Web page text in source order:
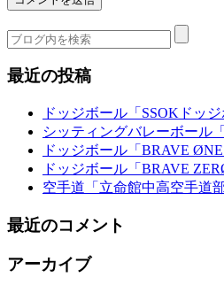
最近の投稿
ドッジボール「SSOKドッ
シッティングバレーボール
ドッジボール「BRAVE ØNE
ドッジボール「BRAVE
空手道「立命館中高空手道
最近のコメント
アーカイブ